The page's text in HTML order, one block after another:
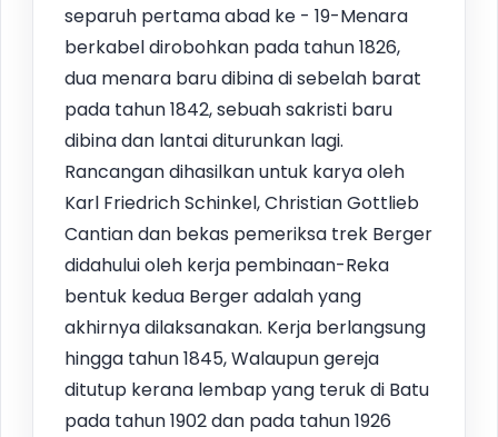
separuh pertama abad ke - 19-Menara
berkabel dirobohkan pada tahun 1826,
dua menara baru dibina di sebelah barat
pada tahun 1842, sebuah sakristi baru
dibina dan lantai diturunkan lagi.
Rancangan dihasilkan untuk karya oleh
Karl Friedrich Schinkel, Christian Gottlieb
Cantian dan bekas pemeriksa trek Berger
didahului oleh kerja pembinaan-Reka
bentuk kedua Berger adalah yang
akhirnya dilaksanakan. Kerja berlangsung
hingga tahun 1845, Walaupun gereja
ditutup kerana lembap yang teruk di Batu
pada tahun 1902 dan pada tahun 1926